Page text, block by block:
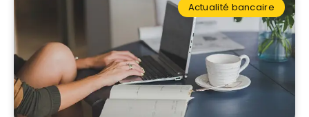
Actualité bancaire